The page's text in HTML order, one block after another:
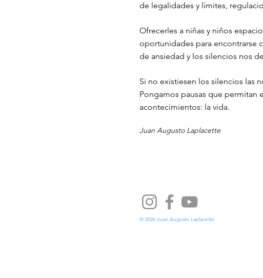
de legalidades y límites,
Ofrecerles a niñas y niños
oportunidades para encontrarse
de ansiedad y los silencios nos
Si no existiesen los silencios las
Pongamos pausas que permitan
acontecimientos: la vida.
Juan Augusto Laplacette
© 2026 Juan Augusto Laplacette